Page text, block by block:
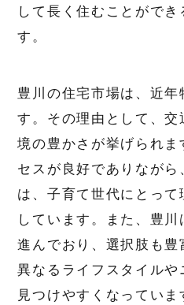
して長く住むことがで
す。
豊川の住宅市場は、近年
す。その理由として、
境の豊かさが挙げられま
セスが良好でありなが
は、子育て世代にとっ
しています。また、豊
進んでおり、選択肢も豊
異なるライフスタイル
見つけやすくなっていま